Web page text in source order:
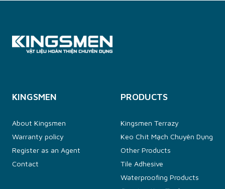
KINGSMEN
About Kingsmen
Warranty policy
Register as an Agent
Contact
PRODUCTS
Kingsmen Terrazy
Keo Chít Mạch Chuyên Dụng
Other Products
Tile Adhesive
Waterproofing Products